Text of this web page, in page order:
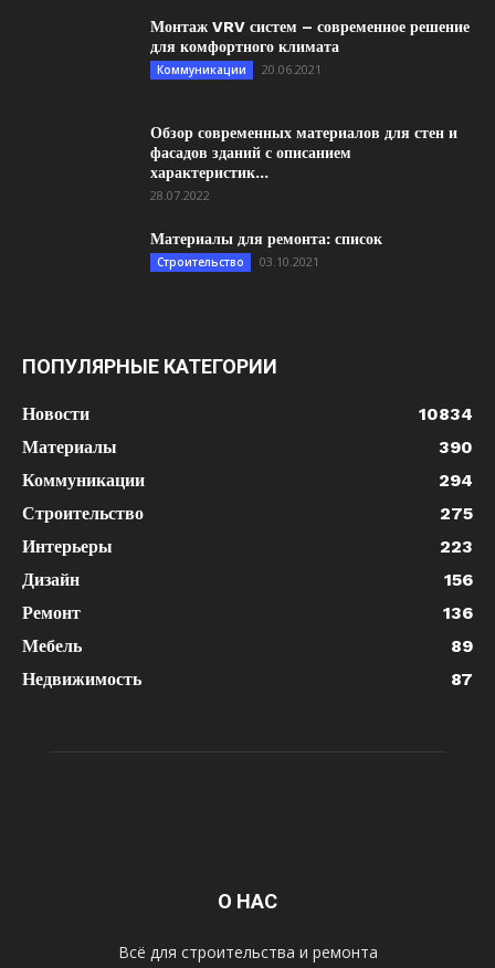
Монтаж VRV систем – современное решение
для комфортного климата
Коммуникации 20.06.2021
Обзор современных материалов для стен и
фасадов зданий с описанием
характеристик...
28.07.2022
Материалы для ремонта: список
Строительство 03.10.2021
ПОПУЛЯРНЫЕ КАТЕГОРИИ
Новости
10834
Материалы
390
Коммуникации
294
Строительство
275
Интерьеры
223
Дизайн
156
Ремонт
136
Мебель
89
Недвижимость
87
О НАС
Всё для строительства и ремонта